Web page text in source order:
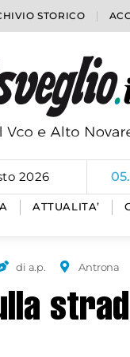
STORICO
2026
ATTUALITA’
di a.p. Antrona